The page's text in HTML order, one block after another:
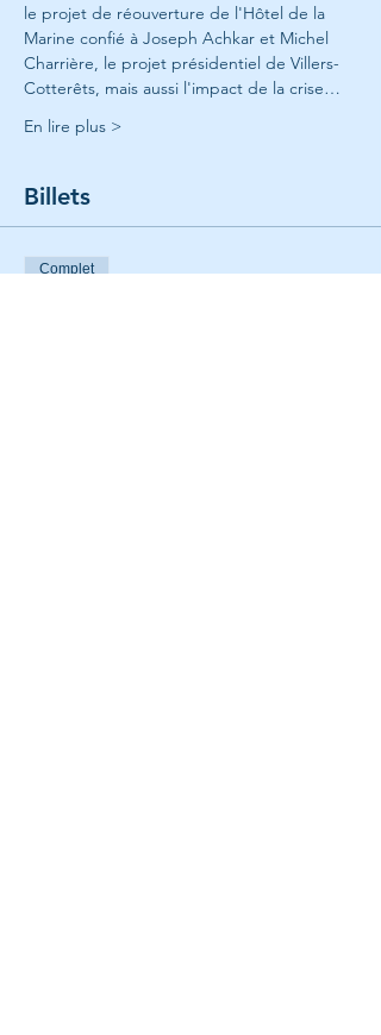
le projet de réouverture de l'Hôtel de la
Marine confié à Joseph Achkar et Michel
Charrière, le projet présidentiel de Villers-
Cotterêts, mais aussi l'impact de la crise…
En lire plus >
Billets
Complet